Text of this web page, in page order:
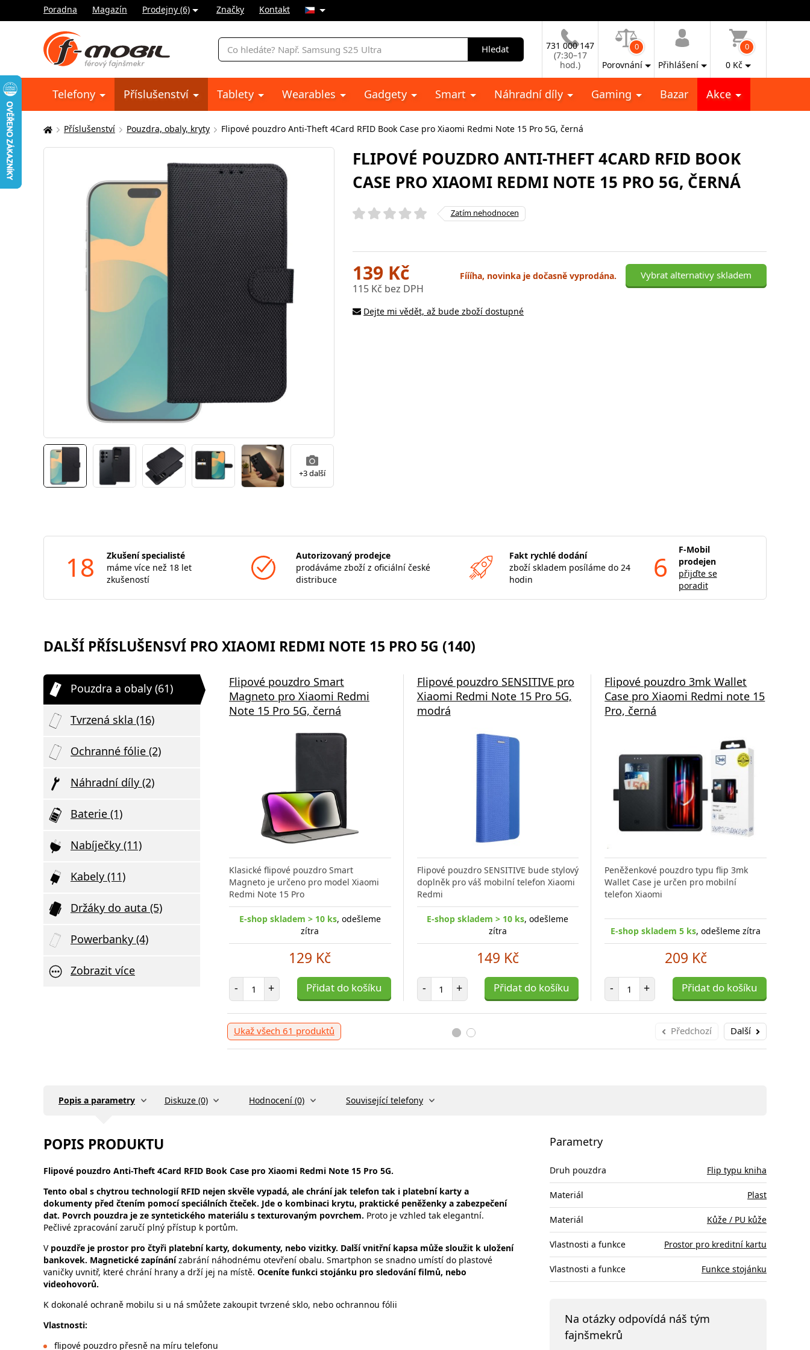
Poradna Magazín Prodejny (6) Značky Kontakt
Vyhledávání
Hledat
731 000 147
(7:30–17
hod.)
0
Porovnání Přihlášení
0
0 Kč
Telefony Příslušenství Tablety Wearables Gadgety Smart Náhradní díly Gaming Bazar Akce
Zde
se
Příslušenství Pouzdra, obaly, kryty Flipové pouzdro Anti-Theft 4Card RFID Book Case pro Xiaomi Redmi Note 15 Pro 5G, černá
+3 další
FLIPOVÉ POUZDRO ANTI-THEFT 4CARD RFID BOOK
CASE PRO XIAOMI REDMI NOTE 15 PRO 5G, ČERNÁ
Zatím nehodnocen
139 Kč
115 Kč bez DPH
Fíííha, novinka je dočasně vyprodána. Vybrat alternativy skladem
Dejte mi vědět, až bude zboží dostupné
18
Zkušení specialisté
máme více než 18 let
zkušeností
Autorizovaný prodejce
prodáváme zboží z oficiální české
distribuce
Fakt rychlé dodání
zboží skladem posíláme do 24
hodin
6
F-Mobil
prodejen
přijďte se
poradit
DALŠÍ PŘÍSLUŠENSVÍ PRO XIAOMI REDMI NOTE 15 PRO 5G (140)
Pouzdra a obaly (61)
Tvrzená skla (16)
Ochranné fólie (2)
Náhradní díly (2)
Baterie (1)
Nabíječky (11)
Kabely (11)
Držáky do auta (5)
Powerbanky (4)
Zobrazit více
Flipové pouzdro Smart
Magneto pro Xiaomi Redmi
Note 15 Pro 5G, černá
Klasické flipové pouzdro Smart
Magneto je určeno pro model Xiaomi
Redmi Note 15 Pro
E-shop skladem > 10 ks, odešleme
zítra
129 Kč
- Počet položek
+ Přidat do košíku
Flipové pouzdro SENSITIVE pro
Xiaomi Redmi Note 15 Pro 5G,
modrá
Flipové pouzdro SENSITIVE bude stylový
doplněk pro váš mobilní telefon Xiaomi
Redmi
E-shop skladem > 10 ks, odešleme
zítra
149 Kč
- Počet položek
+ Přidat do košíku
Flipové pouzdro 3mk Wallet
Case pro Xiaomi Redmi note 15
Pro, černá
Peněženkové pouzdro typu flip 3mk
Wallet Case je určen pro mobilní
telefon Xiaomi
E-shop skladem 5 ks, odešleme zítra
209 Kč
- Počet položek
+ Přidat do košíku
Ukaž všech 61 produktů Předchozí Další
Popis a parametry Diskuze (0) Hodnocení (0) Související telefony
POPIS PRODUKTU
Flipové pouzdro Anti-Theft 4Card RFID Book Case pro Xiaomi Redmi Note 15 Pro 5G.
Tento obal s chytrou technologií RFID nejen skvěle vypadá, ale chrání jak telefon tak i platební karty a
dokumenty před čtením pomocí speciálních čteček. Jde o kombinaci krytu, praktické peněženky a zabezpečení
dat. Povrch pouzdra je ze syntetického materiálu s texturovaným povrchem. Proto je vzhled tak elegantní.
Pečlivé zpracování zaručí plný přístup k portům.
Vpouzdře je prostor pro čtyři platební karty, dokumenty, nebo vizitky. Další vnitřní kapsa může sloužit k uložení
bankovek. Magnetické zapínánízabrání náhodnému otevření obalu. Smartphon se snadno umístí do plastové
vaničky uvnitř, které chrání hrany a drží jej na místě. Oceníte funkci stojánku pro sledování filmů, nebo
videohovorů.
K dokonalé ochraně mobilu si u ná smůžete zakoupit tvrzené sklo, nebo ochrannou fólii
Vlastnosti:
flipové pouzdro přesně na míru telefonu
Parametry
Druh pouzdra Flip typu kniha
Materiál Plast
Materiál Kůže / PU kůže
Vlastnosti a funkce Prostor pro kreditní kartu
Vlastnosti a funkce Funkce stojánku
Na otázky odpovídá náš tým
fajnšmekrů